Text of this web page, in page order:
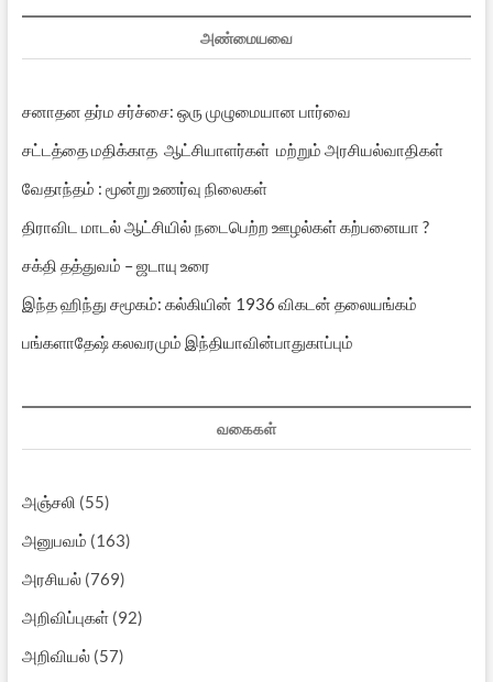
அண்மையவை
சனாதன தர்ம சர்ச்சை: ஒரு முழுமையான பார்வை
சட்டத்தை மதிக்காத ஆட்சியாளர்கள் மற்றும் அரசியல்வாதிகள்
வேதாந்தம் : மூன்று உணர்வு நிலைகள்
திராவிட மாடல் ஆட்சியில் நடைபெற்ற ஊழல்கள் கற்பனையா ?
சக்தி தத்துவம் – ஜடாயு உரை
இந்த ஹிந்து சமூகம்: கல்கியின் 1936 விகடன் தலையங்கம்
பங்களாதேஷ் கலவரமும் இந்தியாவின்பாதுகாப்பும்
வகைகள்
அஞ்சலி (55)
அனுபவம் (163)
அரசியல்(769)
அறிவிப்புகள்(92)
அறிவியல்(57)